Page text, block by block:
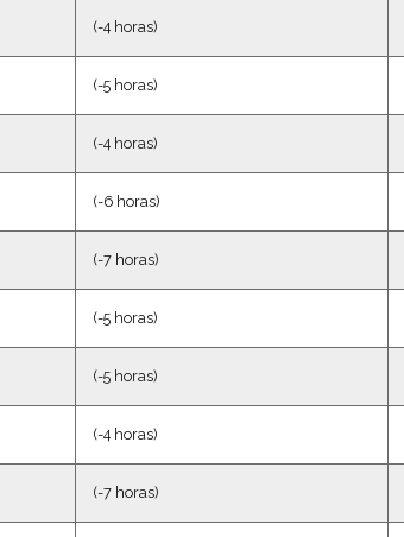
(-4 horas)
(-5 horas)
(-4 horas)
(-6 horas)
(-7 horas)
(-5 horas)
(-5 horas)
(-4 horas)
(-7 horas)